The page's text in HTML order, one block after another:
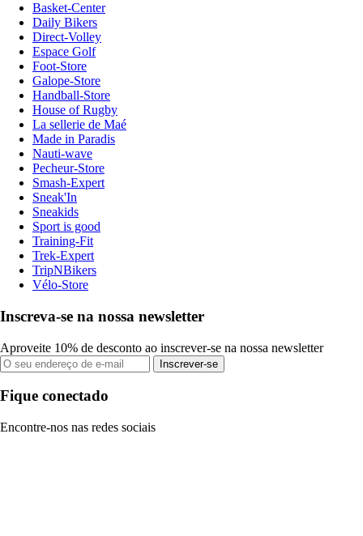
Basket-Center
Daily Bikers
Direct-Volley
Espace Golf
Foot-Store
Galope-Store
Handball-Store
House of Rugby
La sellerie de Maé
Made in Paradis
Nauti-wave
Pecheur-Store
Smash-Expert
Sneak'In
Sneakids
Sport is good
Training-Fit
Trek-Expert
TripNBikers
Vélo-Store
Inscreva-se na nossa newsletter
Aproveite 10% de desconto ao inscrever-se na nossa newsletter
Inscrever-se
Fique conectado
Encontre-nos nas redes sociais